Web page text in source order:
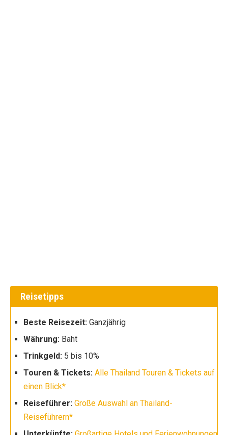
Reisetipps
Beste Reisezeit: Ganzjährig
Währung: Baht
Trinkgeld: 5 bis 10%
Touren & Tickets: Alle Thailand Touren & Tickets auf
einen Blick*
Reiseführer: Große Auswahl an Thailand-
Reiseführern*